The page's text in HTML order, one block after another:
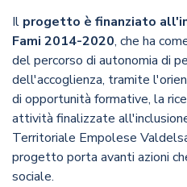
Il progetto è finanziato
Fami 2014-2020, che ha
del percorso di autonomia di
dell'accoglienza, tramite
di opportunità formative, la
attività finalizzate
Territoriale Empolese
progetto porta avanti azioni
sociale.